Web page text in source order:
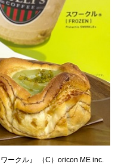
ークル』 （C）oricon ME inc.